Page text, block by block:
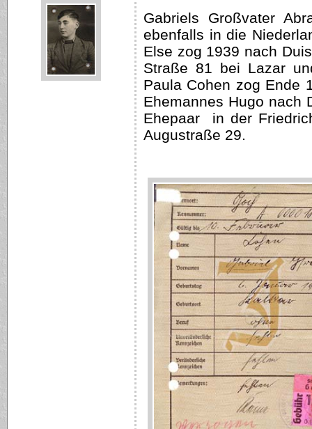
Gabriels Großvater
ebenfalls in die
Else zog 1939 nach
Straße 81 bei Lazar
Paula Cohen zog Ende
Ehemannes Hugo nach
Ehepaar in der
Augustraße 29.